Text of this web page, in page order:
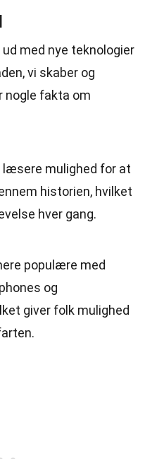
med nye teknologier
vi skaber og
nogle fakta om
læsere mulighed for at
historien, hvilket
hver gang.
populære med
og
giver folk mulighed